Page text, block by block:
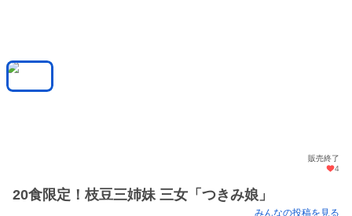
販売終了
4
20食限定！枝豆三姉妹 三女「つきみ娘」
みんなの投稿を見る